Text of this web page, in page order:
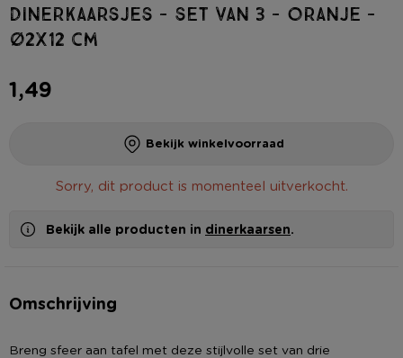
Dinerkaarsjes - set van 3 - oranje -
ø2x12 cm
1,49
Bekijk winkelvoorraad
Sorry, dit product is momenteel uitverkocht.
Bekijk alle producten in dinerkaarsen.
Omschrijving
Breng sfeer aan tafel met deze stijlvolle set van drie